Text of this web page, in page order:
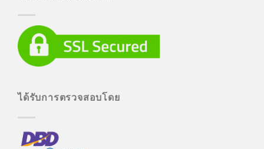
ได้รับการตรวจสอบโดย